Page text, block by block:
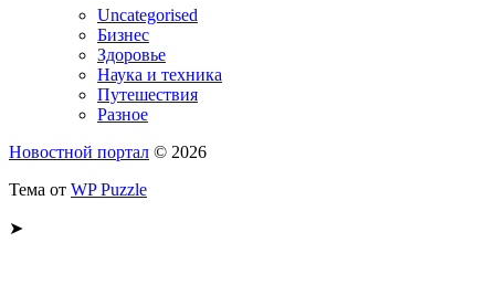
Uncategorised
Бизнес
Здоровье
Наука и техника
Путешествия
Разное
Новостной портал © 2026
Тема от WP Puzzle
➤